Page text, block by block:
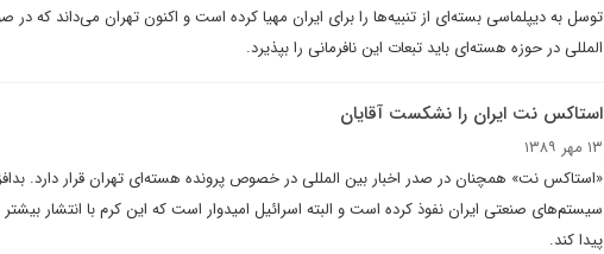
توسل به دیپلماسی بسته‌ای از تنبیه‌ها را برای ایران مهیا کرده است و اکنون تهران می‌داند که در
المللی در حوزه هسته‌ای باید تبعات این نافرمانی را بپذیرد.
استاکس نت ایران را نشکست آقایان
۱۳ مهر ۱۳۸۹
«استاکس نت» همچنان در صدر اخبار بين المللى در خصوص پرونده هسته‌اى تهران قرار دارد.
سيستم‌هاى صنعتى ايران نفوذ کرده است و البته اسرائيل اميدوار است که اين کرم با انتشار
پيدا کند.